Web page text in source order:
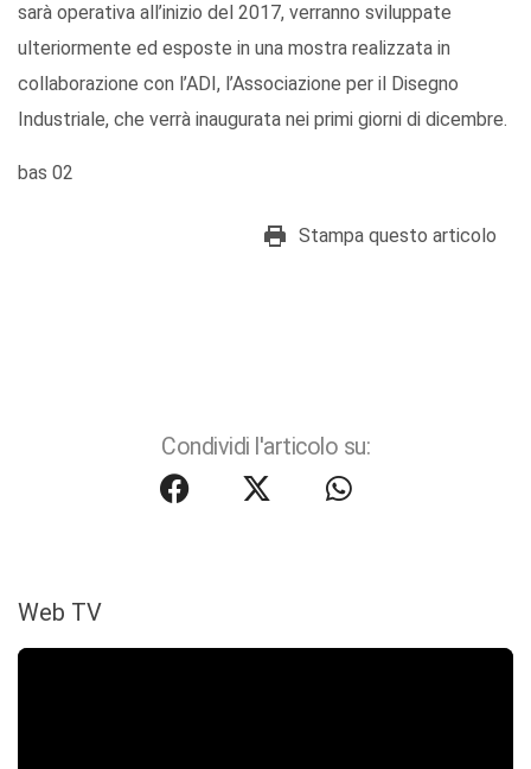
sarà operativa all’inizio del 2017, verranno sviluppate
ulteriormente ed esposte in una mostra realizzata in
collaborazione con l’ADI, l’Associazione per il Disegno
Industriale, che verrà inaugurata nei primi giorni di dicembre.
bas 02
Stampa questo articolo
Condividi l'articolo su:
Web TV